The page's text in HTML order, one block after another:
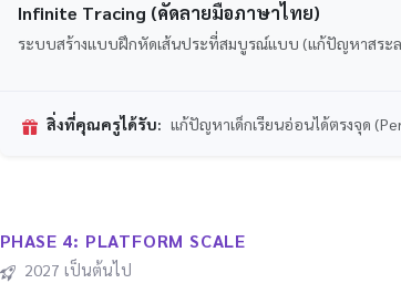
Infinite Tracing (คัดลายมือภาษาไทย)
ระบบสร้างแบบฝึกหัดเส้นประที่สมบูรณ์แบบ (แก้ปัญหาสระ
สิ่งที่คุณครูได้รับ: แก้ปัญหาเด็กเรียนอ่อนได้ตรงจุด
PHASE 4: PLATFORM SCALE
2027 เป็นต้นไป